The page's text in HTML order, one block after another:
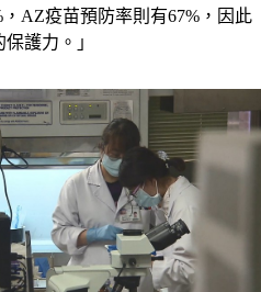
AZ疫苗預防率則有67%，因此
護力。」